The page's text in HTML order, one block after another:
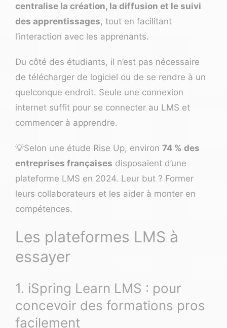
centralise la création, la diffusion et le suivi
des apprentissages, tout en facilitant
l’interaction avec les apprenants.
Du côté des étudiants, il n’est pas nécessaire
de télécharger de logiciel ou de se rendre à un
quelconque endroit. Seule une connexion
internet suffit pour se connecter au LMS et
commencer à apprendre.
💡Selon une étude Rise Up, environ 74 % des
entreprises françaises disposaient d’une
plateforme LMS en 2024. Leur but ? Former
leurs collaborateurs et les aider à monter en
compétences.
Les plateformes LMS à
essayer
1. iSpring Learn LMS : pour
concevoir des formations pros
facilement